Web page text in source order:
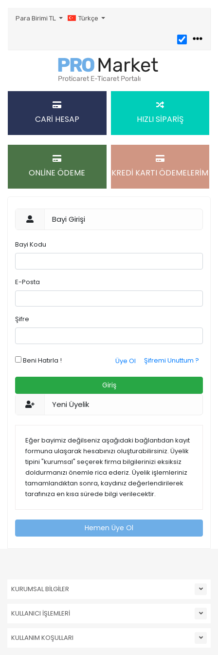
Para Birimi TL Türkçe
CARİ HESAP HIZLI SİPARİŞ
ONLİNE ÖDEME KREDİ KARTI ÖDEMELERİM
Bayi Girişi
Bayi Kodu
E-Posta
Şifre
Beni Hatırla ! Şifremi Unuttum ?
Üye Ol
Giriş
Yeni Üyelik
Eğer bayimiz değilseniz aşağıdaki bağlantıdan kayıt
formuna ulaşarak hesabınızı oluşturabilirsiniz. Üyelik
tipini "kurumsal" seçerek firma bilgilerinizi eksiksiz
doldurmanızı önemle rica ederiz. Üyelik işlemleriniz
tamamlandıktan sonra, kaydınız değerlendirilerek
tarafınıza en kısa sürede bilgi verilecektir.
Hemen Üye Ol
KURUMSAL BİLGİLER
KULLANICI İŞLEMLERİ
KULLANIM KOŞULLARI